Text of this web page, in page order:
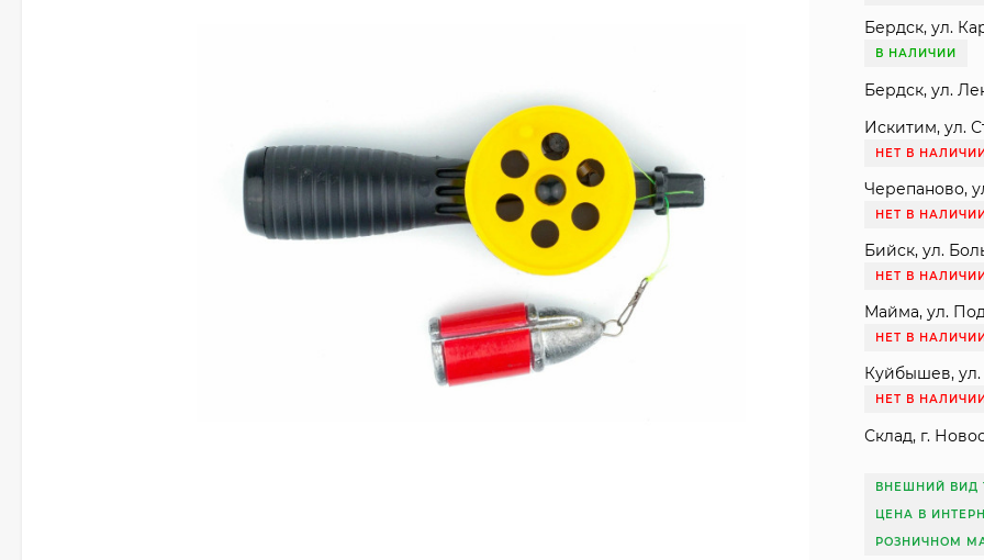
Бердск, ул.
В НАЛИЧИИ
Бердск, ул.
Искитим, ул.
НЕТ В
Черепаново,
НЕТ В
Бийск, ул.
НЕТ В
Майма, ул.
НЕТ В
Куйбышев, ул.
НЕТ В
Склад, г.
ВНЕШНИЙ ВИД
ЦЕНА В
РОЗНИЧНОМ